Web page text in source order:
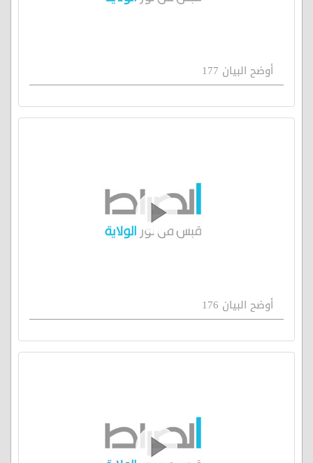
أوضح البيان 177
أوضح البيان 176